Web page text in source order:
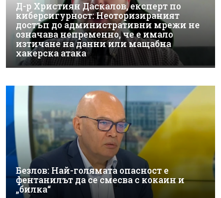
Д-р Християн Даскалов, експерт по
киберсигурност: Неоторизираният
достъп до административни мрежи не
означава непременно, че е имало
изтичане на данни или мащабна
хакерска атака
Безлов: Най-голямата опасност е
фентанилът да се смесва с кокаин и
„билка“